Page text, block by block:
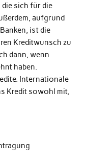
die sich für die
aufgrund
ist die
Kreditwunsch zu
dann, wenn
haben.
Internationale
Kredit sowohl mit,